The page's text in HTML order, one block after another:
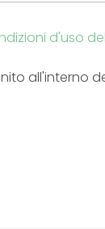
d'uso
all'interno